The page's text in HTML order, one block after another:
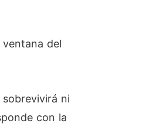
del
ni
con la